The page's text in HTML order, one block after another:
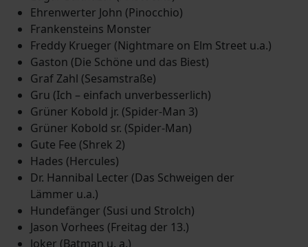
Ehrenwerter John (Pinocchio)
Frankensteins Monster
Freddy Krueger (Nightmare on Elm Street u.a.)
Gaston (Die Schöne und das Biest)
Graf Zahl (Sesamstraße)
Gru (Ich – einfach unverbesserlich)
Grüner Kobold jr. (Spider-Man 3)
Grüner Kobold sr. (Spider-Man)
Gute Fee (Shrek 2)
Hades (Hercules)
Dr. Hannibal Lecter (Das Schweigen der
Lämmer u.a.)
Hundefänger (Susi und Strolch)
Jason Vorhees (Freitag der 13.)
Joker (Batman u. a.)